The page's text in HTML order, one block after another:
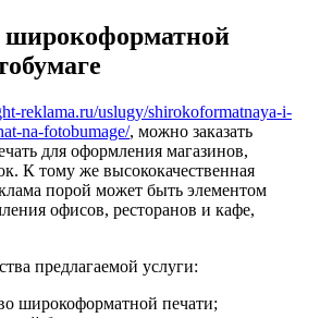
широкоформатной
reklama.ru/uslugy/shirokoformatnaya-i-
na-fotobumage/, можно заказать
для оформления магазинов,
К тому же высококачественная
порой может быть элементом
офисов, ресторанов и кафе,
предлагаемой услуги:
широкоформатной печати;